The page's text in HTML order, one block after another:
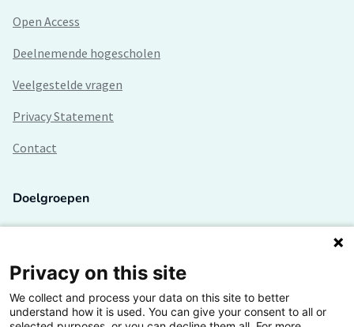
Open Access
Deelnemende hogescholen
Veelgestelde vragen
Privacy Statement
Contact
Doelgroepen
Lectoren en onderzoekers
Bedrijven
Privacy on this site
We collect and process your data on this site to better
understand how it is used. You can give your consent to all or